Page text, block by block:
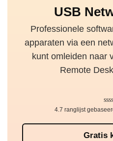
USB
Professionele
apparaten via een
kunt omleiden naar
Remote
Gratis
4.7 ranglijst